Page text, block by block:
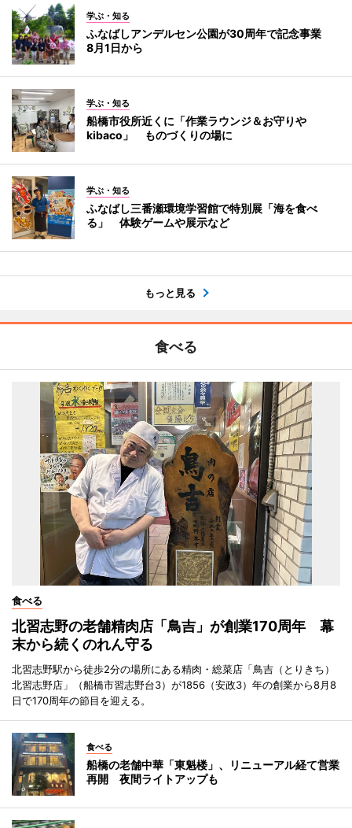
学ぶ・知る
ふなばしアンデルセン公園が30周年で記念事業
8月1日から
学ぶ・知る
船橋市役所近くに「作業ラウンジ＆お守りや
kibaco」 ものづくりの場に
学ぶ・知る
ふなばし三番瀬環境学習館で特別展「海を食べ
る」 体験ゲームや展示など
もっと見る
食べる
食べる
北習志野の老舗精肉店「鳥吉」が創業170周年 幕
末から続くのれん守る
北習志野駅から徒歩2分の場所にある精肉・総菜店「鳥吉（とりきち）
北習志野店」（船橋市習志野台3）が1856（安政3）年の創業から8月8
日で170周年の節目を迎える。
食べる
船橋の老舗中華「東魁楼」、リニューアル経て営業
再開 夜間ライトアップも